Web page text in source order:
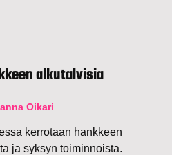
alkutalvisia
Oikari
kerrotaan hankkeen
ja syksyn toiminnoista.